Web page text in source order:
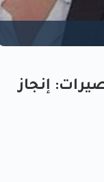
إنجاز